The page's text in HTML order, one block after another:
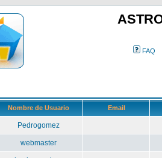
FAQ
Nombre de Usuario Email
Pedrogomez
webmaster